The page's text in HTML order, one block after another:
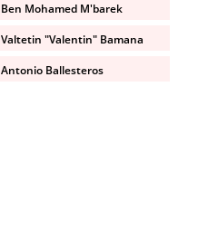
Ben Mohamed M'barek
Valtetin "Valentin" Bamana
Antonio Ballesteros